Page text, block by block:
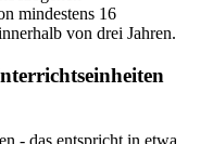
mindestens 16
von drei Jahren.